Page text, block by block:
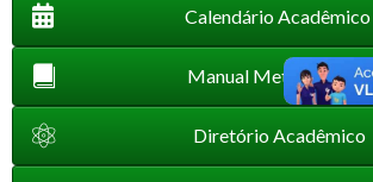
Calendário Acadêmico
Manual Metodológico
Diretório Acadêmico